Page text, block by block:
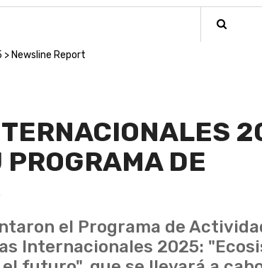
> Newsline Report
DE
el Programa de
Internacionales 2025: